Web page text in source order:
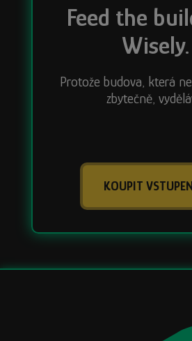
Feed the
Wisely.
Protože budova, která
zbytečně,
KOUPIT